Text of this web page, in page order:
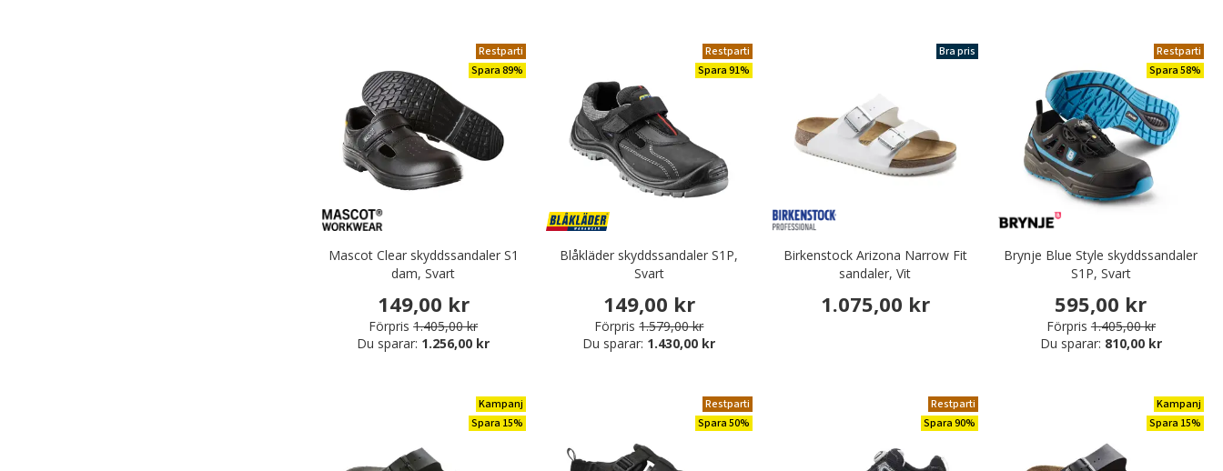
Restparti
Spara 89%
Mascot Clear skyddssandaler S1
dam, Svart
149,00 kr
Förpris 1.405,00 kr
Du sparar: 1.256,00 kr
Restparti
Spara 91%
Blåkläder skyddssandaler S1P,
Svart
149,00 kr
Förpris 1.579,00 kr
Du sparar: 1.430,00 kr
Bra pris
Birkenstock Arizona Narrow Fit
sandaler, Vit
1.075,00 kr
Restparti
Spara 58%
Brynje Blue Style skyddssandaler
S1P, Svart
595,00 kr
Förpris 1.405,00 kr
Du sparar: 810,00 kr
Kampanj
Spara 15%
Restparti
Spara 50%
Restparti
Spara 90%
Kampanj
Spara 15%